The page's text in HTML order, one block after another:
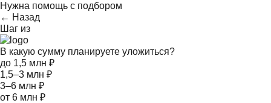
Нужна помощь с подбором
← Назад
Шаг из
В какую сумму планируете уложиться?
до 1,5 млн ₽
1,5–3 млн ₽
3–6 млн ₽
от 6 млн ₽